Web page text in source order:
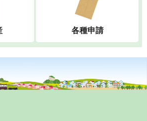
各種申請